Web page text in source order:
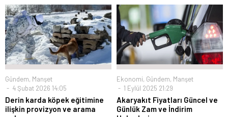
Gündem, Manşet
4 Şubat 2026 14:05
Derin karda köpek eğitimine
ilişkin provizyon ve arama
Ekonomi, Gündem, Manşet
1 Eylül 2025 21:29
Akaryakıt Fiyatları Güncel ve
Günlük Zam ve İndirim